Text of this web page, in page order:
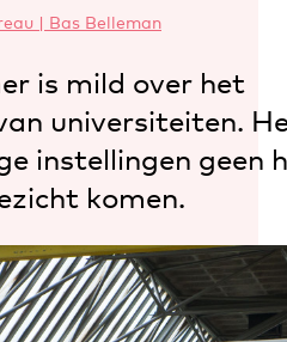
| Bas Belleman
is mild over het
universiteiten.
instellingen geen
komen.